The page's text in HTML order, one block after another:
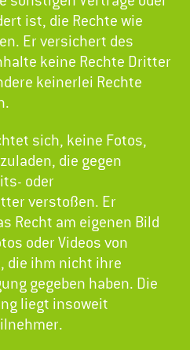
ist, die Rechte wie
Er versichert des
keine Rechte Dritter
keinerlei Rechte
sich, keine Fotos,
die gegen
oder
verstoßen. Er
Recht am eigenen Bild
oder Videos von
die ihm nicht ihre
gegeben haben. Die
liegt insoweit